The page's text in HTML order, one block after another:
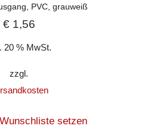
PVC, grauweiß
€1,56
20 % MwSt.
zzgl.
setzen